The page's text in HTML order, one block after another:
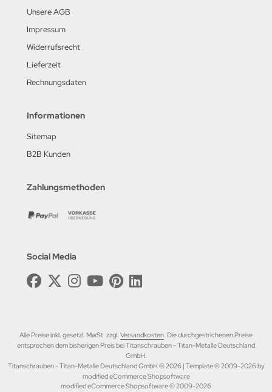
Unsere AGB
Impressum
Widerrufsrecht
Lieferzeit
Rechnungsdaten
Informationen
Sitemap
B2B Kunden
Zahlungsmethoden
Social Media
Alle Preise inkl. gesetzl. MwSt. zzgl. Versandkosten. Die durchgestrichenen Preise
entsprechen dem bisherigen Preis bei Titanschrauben - Titan-Metalle Deutschland
GmbH.
Titanschrauben - Titan-Metalle Deutschland GmbH © 2026 | Template © 2009-2026 by
modified eCommerce Shopsoftware
modified eCommerce Shopsoftware © 2009-2026